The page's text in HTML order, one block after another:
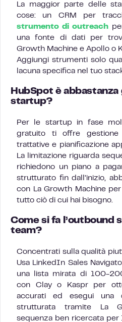
La maggior parte delle
cose: un CRM per
strumento di outreach
una fonte di dati per
Growth Machine e Apollo o
Aggiungi strumenti solo
lacuna specifica nel tuo
HubSpot è
startup?
Per le startup in fase
gratuito ti offre gestione
trattative e pianificazione
La limitazione riguarda
richiedono un piano a
strutturato fin dall’inizio,
con La Growth Machine
tutto ciò di cui hai bisogno.
Come si fa l’outbound
team?
Concentrati sulla qualità
Usa LinkedIn Sales
una lista mirata di 100-
con Clay o Kaspr per
accurati ed esegui una
strutturata tramite La
sequenza ben ricercata